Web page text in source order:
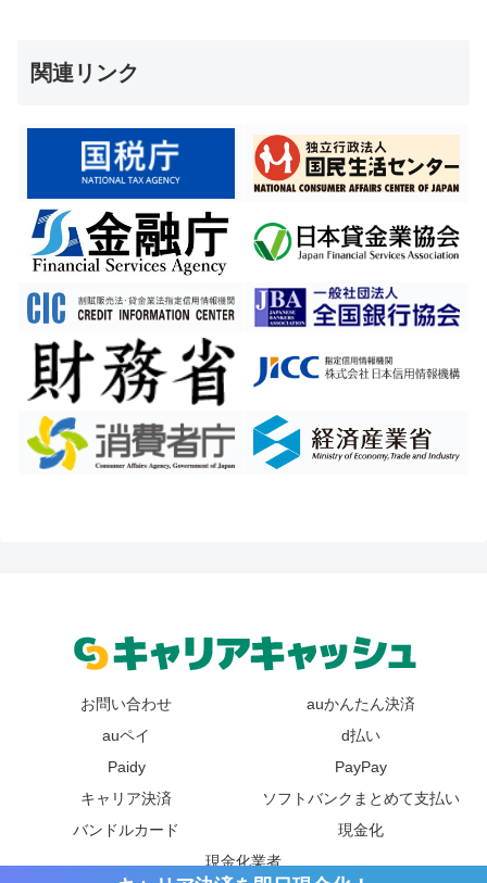
関連リンク
お問い合わせ
auかんたん決済
auペイ
d払い
Paidy
PayPay
キャリア決済
ソフトバンクまとめて支払い
バンドルカード
現金化
現金化業者